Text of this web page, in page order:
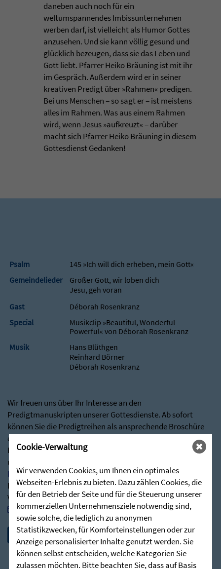
daneben auch noch für ein
weltumspannendes Imbissunternehmen
werben darf, ist vielleicht als Humor Gottes
anzusehen. Und sie kann völlig gesund und
glücklich bezeugen, dass sie das Leben und
Gott liebt. Pfarrer Heiko Bräuning ist mit ihr
im Gespräch. Außerdem wird er in seiner
kreativen Predigt über »Rahmen« predigen.
Bei uns Menschen ‒ so sagt er ‒ ist meistens
alles im Rahmen. Was aus einem Rahmen
wird, wenn Jesus »aufkreuzt« ‒ darüber
macht sich Pfarrer Heiko Bräuning in diesem
Gottesdienst Gedanken!
Psalm
145 »Ich will dich erheben, mein Gott«
Gemeindelieder
Großer Gott, wir loben dich
Jesu, geh voran
Gast
Déborah Rosenkranz
Special
Musikclip »Beautiful, Wonderful
Powerful« von Déborah Rosenkranz
Musik
Hans Blüthgen
Reinhard Börner
Déborah Rosenkranz
Wir freuen uns über Ihr Interesse an den
Predigtmanuskripten unserer Gottesdienste. Ab sofort
können Sie die Predigtreihen als ansprechende Broschüre
erhalten.
Besuchen Sie hierfür gerne über nachstehenden Link
unseren Shop:
Predigten - Die Zieglerschen (stunde-des-hoechsten.de)
Bei Rückfragen stehen wir Ihnen jederzeit sehr gerne zur
Verfügung:
post@stunde-des-hoechsten.de
Cookie-Verwaltung
Wir verwenden Cookies, um Ihnen ein optimales
Webseiten-Erlebnis zu bieten. Dazu zählen Cookies, die
für den Betrieb der Seite und für die Steuerung unserer
kommerziellen Unternehmensziele notwendig sind,
sowie solche, die lediglich zu anonymen
Statistikzwecken, für Komforteinstellungen oder zur
Anzeige personalisierter Inhalte genutzt werden. Sie
können selbst entscheiden, welche Kategorien Sie
zulassen möchten. Bitte beachten Sie, dass auf Basis